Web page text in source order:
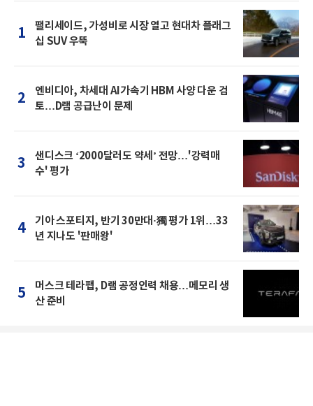
1
팰리세이드, 가성비로 시장 열고 현대차 플래그
십 SUV 우뚝
2
엔비디아, 차세대 AI가속기 HBM 사양 다운 검
토…D램 공급난이 문제
3
샌디스크 ‘2000달러도 약세’ 전망…'강력매
수' 평가
4
기아 스포티지, 반기 30만대·獨 평가 1위…33
년 지나도 '판매왕'
5
머스크 테라팹, D램 공정인력 채용…메모리 생
산 준비